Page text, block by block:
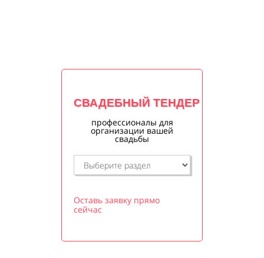
СВАДЕБНЫЙ ТЕНДЕР
профессионалы для
организации вашей
свадьбы
Оставь заявку прямо
сейчас